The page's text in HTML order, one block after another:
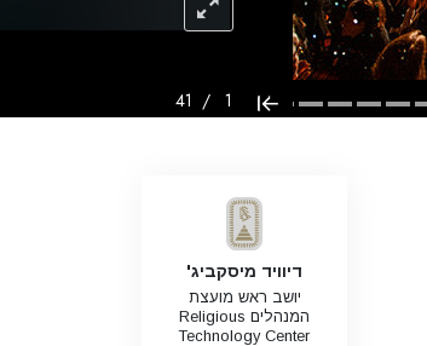
היסודות של יחסי ציבור
יעדים ושאיפות
טכנולוגיית הלמידה 1
/
41
דיוויד מיסקביג'
יושב ראש מועצת
המנהלים Religious
Technology Center